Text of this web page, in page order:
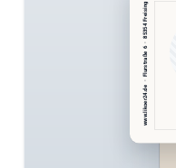
www.likoer24.de  ·  Flurstraße 6  ·  85354 Freising